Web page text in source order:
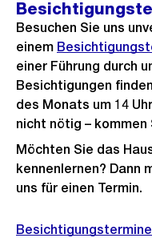
s
Besuchen Sie uns
einem
einer Führung durch
Besichtigungen
des Monats um 14
nicht nötig – kommen
Möchten Sie das
kennenlernen? Dann
uns für einen Termin.
Besichtigungstermine